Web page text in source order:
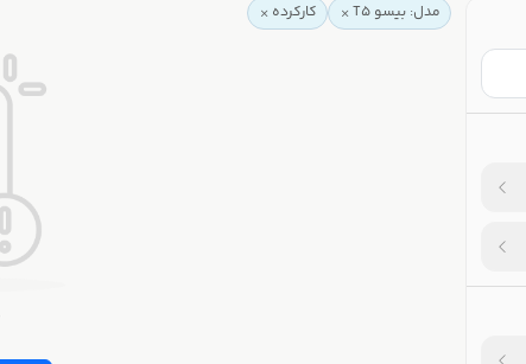
مدل: بیسو T5 کارکرده